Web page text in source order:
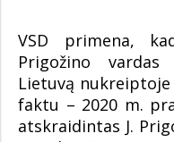
VSD primena,
Prigožino
Lietuvą
faktu – 2020 m.
atskraidintas J.